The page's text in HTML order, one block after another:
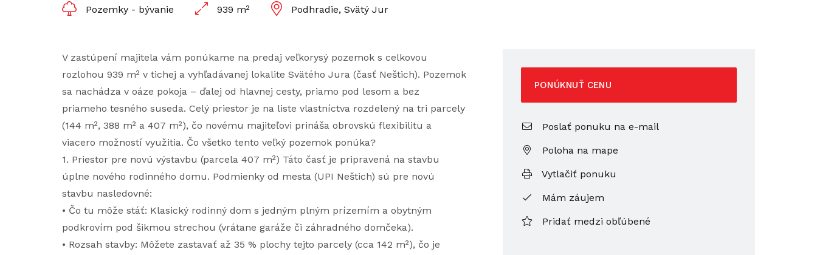
Pozemky - bývanie 939 m² Podhradie, Svätý Jur
V zastúpení majitela vám ponúkame na predaj veľkorysý pozemok s celkovou
rozlohou 939 m² v tichej a vyhľadávanej lokalite Svätého Jura (časť Neštich). Pozemok
sa nachádza v oáze pokoja – ďalej od hlavnej cesty, priamo pod lesom a bez
priameho tesného suseda. Celý priestor je na liste vlastníctva rozdelený na tri parcely
(144 m², 388 m² a 407 m²), čo novému majiteľovi prináša obrovskú flexibilitu a
viacero možností využitia. Čo všetko tento veľký pozemok ponúka?
1. Priestor pre novú výstavbu (parcela 407 m²) Táto časť je pripravená na stavbu
úplne nového rodinného domu. Podmienky od mesta (UPI Neštich) sú pre novú
stavbu nasledovné:
• Čo tu môže stáť: Klasický rodinný dom s jedným plným prízemím a obytným
podkrovím pod šikmou strechou (vrátane garáže či záhradného domčeka).
• Rozsah stavby: Môžete zastavať až 35 % plochy tejto parcely (cca 142 m²), čo je
PONÚKNUŤ CENU
Poslať ponuku na e-mail
Poloha na mape
Vytlačiť ponuku
Mám záujem
Pridať medzi obľúbené